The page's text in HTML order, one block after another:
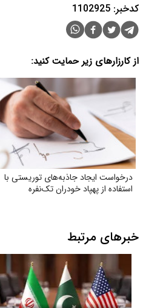
کدخبر: 1102925
از کارزارهای زیر حمایت کنید:
درخواست ایجاد جاذبه‌های توریستی با
استفاده از پهپاد خودران تک‌نفره
خبرهای مرتبط